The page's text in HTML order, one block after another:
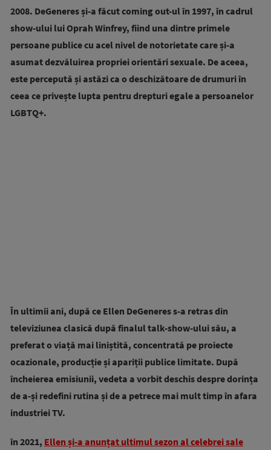
2008. DeGeneres și-a făcut coming out-ul în 1997, în cadrul
show-ului lui Oprah Winfrey, fiind una dintre primele
persoane publice cu acel nivel de notorietate care și-a
asumat dezvăluirea propriei orientări sexuale. De aceea,
este percepută și astăzi ca o deschizătoare de drumuri în
ceea ce privește lupta pentru drepturi egale a persoanelor
LGBTQ+.
În ultimii ani, după ce Ellen DeGeneres s-a retras din
televiziunea clasică după finalul talk-show-ului său, a
preferat o viață mai liniștită, concentrată pe proiecte
ocazionale, producție și apariții publice limitate. După
încheierea emisiunii, vedeta a vorbit deschis despre dorința
de a-și redefini rutina și de a petrece mai mult timp în afara
industriei TV.
în 2021, Ellen și-a anunțat ultimul sezon al celebrei sale